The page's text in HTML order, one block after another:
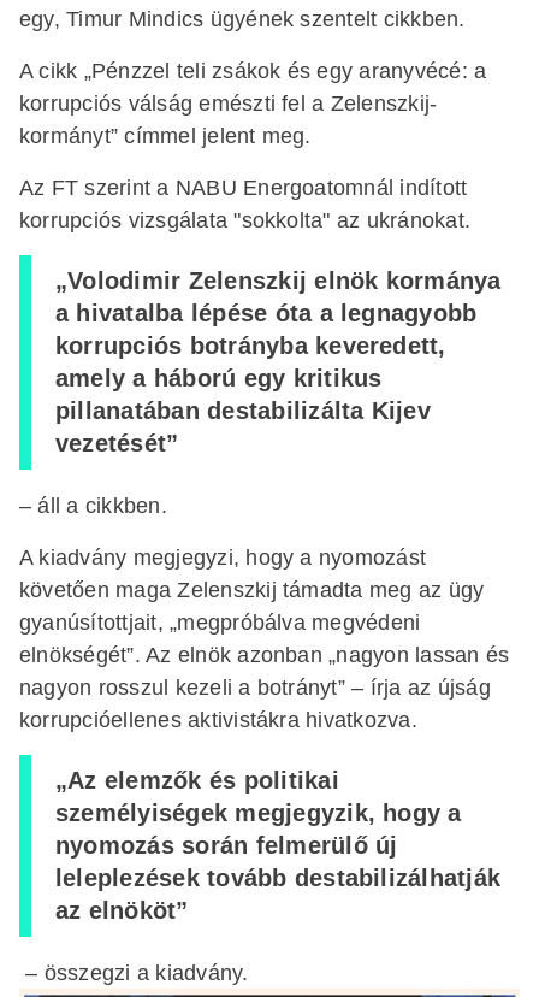
egy, Timur Mindics ügyének szentelt cikkben.
A cikk „Pénzzel teli zsákok és egy aranyvécé: a
korrupciós válság emészti fel a Zelenszkij-
kormányt” címmel jelent meg.
Az FT szerint a NABU Energoatomnál indított
korrupciós vizsgálata "sokkolta" az ukránokat.
„Volodimir Zelenszkij elnök kormánya
a hivatalba lépése óta a legnagyobb
korrupciós botrányba keveredett,
amely a háború egy kritikus
pillanatában destabilizálta Kijev
vezetését”
– áll a cikkben.
A kiadvány megjegyzi, hogy a nyomozást
követően maga Zelenszkij támadta meg az ügy
gyanúsítottjait, „megpróbálva megvédeni
elnökségét”. Az elnök azonban „nagyon lassan és
nagyon rosszul kezeli a botrányt” – írja az újság
korrupcióellenes aktivistákra hivatkozva.
„Az elemzők és politikai
személyiségek megjegyzik, hogy a
nyomozás során felmerülő új
leleplezések tovább destabilizálhatják
az elnököt”
– összegzi a kiadvány.